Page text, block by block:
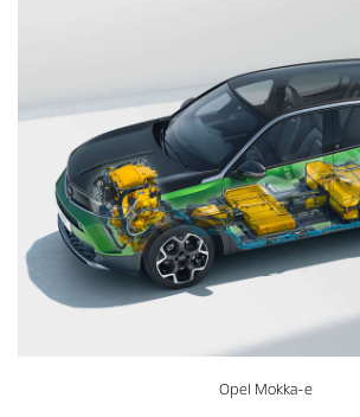
Opel Mokka-e